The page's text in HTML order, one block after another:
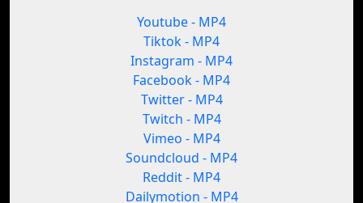
Youtube - MP4
Tiktok - MP4
Instagram - MP4
Facebook - MP4
Twitter - MP4
Twitch - MP4
Vimeo - MP4
Soundcloud - MP4
Reddit - MP4
Dailymotion - MP4